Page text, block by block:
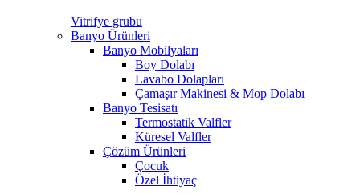
Vitrifye grubu
Banyo Ürünleri
Banyo Mobilyaları
Boy Dolabı
Lavabo Dolapları
Çamaşır Makinesi & Mop Dolabı
Banyo Tesisatı
Termostatik Valfler
Küresel Valfler
Çözüm Ürünleri
Çocuk
Özel İhtiyaç